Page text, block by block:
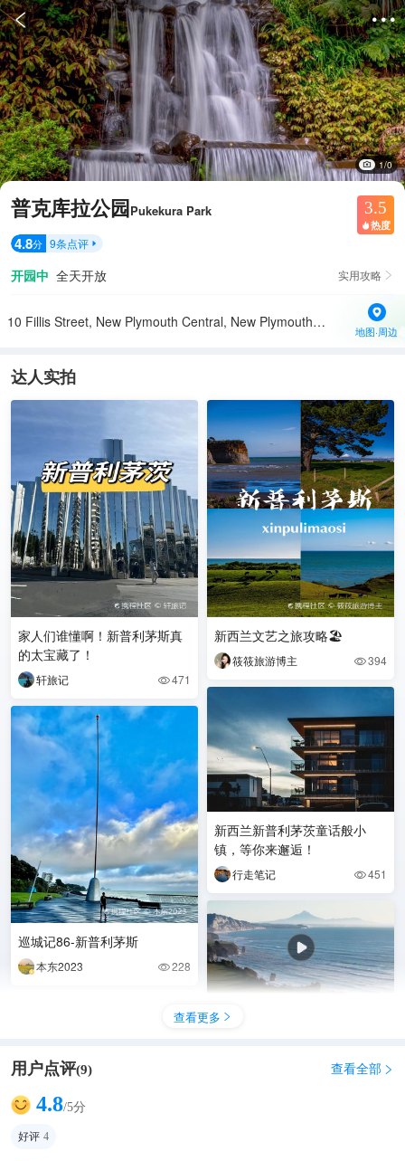
 
1/0
普克库拉公园Pukekura Park 3.5
 热度
4.8分 9条点评 
开园中 全天开放 实用攻略 
10 Fillis Street, New Plymouth Central, New Plymouth 4310新西兰
地图·周边
达人实拍
家人们谁懂啊！新普利茅斯真
的太宝藏了！
轩旅记 471
巡城记86-新普利茅斯
本东2023 228
新西兰文艺之旅攻略🏖️
筱筱旅游博主 394
新西兰新普利茅茨童话般小
镇，等你来邂逅！
行走笔记 451
漫步云端之下:新普利茅茨海岸
查看更多 
用户点评(9) 查看全部 
4.8/5分
好评 4